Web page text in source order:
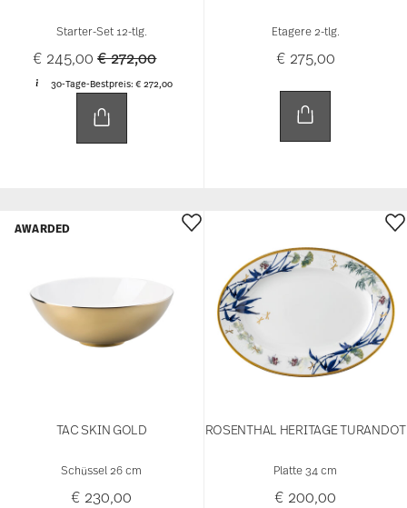
Starter-Set 12-tlg.
€ 245,00Price reduced from
€ 272,00to
30-Tage-Bestpreis: € 272,00
Etagere 2-tlg.
€ 275,00
TAC SKIN GOLD
Schüssel 26 cm
€ 230,00
AWARDED
ROSENTHAL HERITAGE TURANDOT
Platte 34 cm
€ 200,00